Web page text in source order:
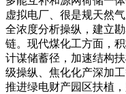
虚拟电厂、很是规天然
全浓度分析操纵，建立
链。现代煤化工方面，
计谋储蓄径，加速结构
级操纵、焦化化产深加
推进绿电财产园区扶植